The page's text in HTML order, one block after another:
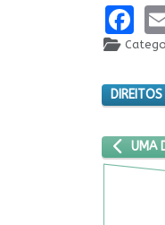
ARTIGO
UMA